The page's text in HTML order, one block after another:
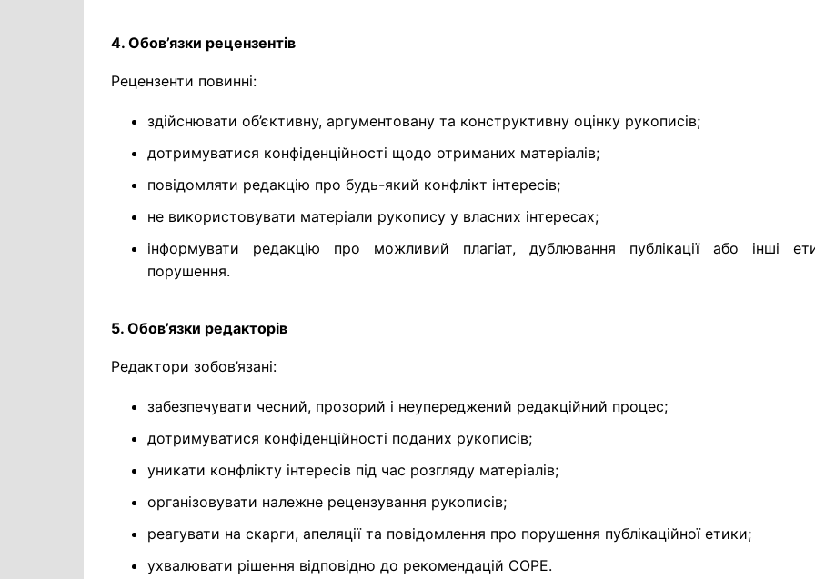
4. Обов’язки рецензентів
Рецензенти повинні:
здійснювати об’єктивну, аргументовану та конструктивну оцінку рукописів;
дотримуватися конфіденційності щодо отриманих матеріалів;
повідомляти редакцію про будь-який конфлікт інтересів;
не використовувати матеріали рукопису у власних інтересах;
інформувати редакцію про можливий плагіат, дублювання публікації або інші
порушення.
5. Обов’язки редакторів
Редактори зобов’язані:
забезпечувати чесний, прозорий і неупереджений редакційний процес;
дотримуватися конфіденційності поданих рукописів;
уникати конфлікту інтересів під час розгляду матеріалів;
організовувати належне рецензування рукописів;
реагувати на скарги, апеляції та повідомлення про порушення публікаційної етики;
ухвалювати рішення відповідно до рекомендацій COPE.